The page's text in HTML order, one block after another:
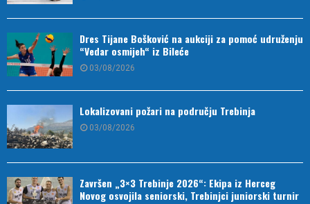
Dres Tijane Bošković na aukciji za pomoć udruženju
“Vedar osmijeh“ iz Bileće
03/08/2026
Lokalizovani požari na području Trebinja
03/08/2026
Završen „3×3 Trebinje 2026“: Ekipa iz Herceg
Novog osvojila seniorski, Trebinjci juniorski turnir